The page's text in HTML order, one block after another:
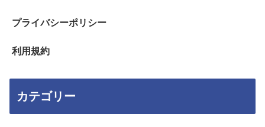
プライバシーポリシー
利用規約
カテゴリー